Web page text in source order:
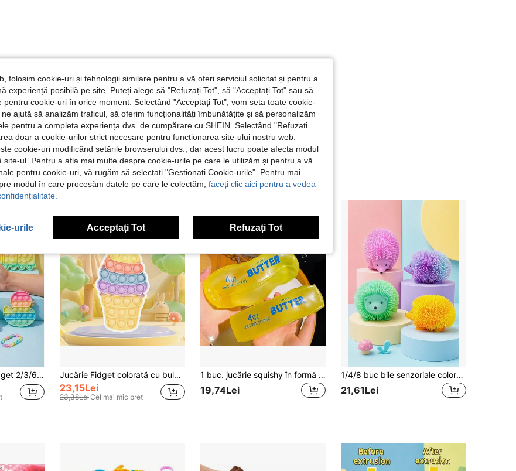
Util (0)
Set de jucării Pop Fidget 2/3/6 buc, set de jucării Fidget din silicon curcubeu Popper, cadouri de ziua de naștere, umplutură pentru coșuri de Paște, cadouri de Crăciun, jucărie senzorială Poppits Push Pop Bubble Popping pentru copii, învățare franceză pentru autism Jucărie Fidget colorată cu bule de înghețată pentru ameliorarea stresului, jucărie populară cu bule pentru adulți și copii, cadou de decor pentru petrecere pentru Crăciun, Halloween, jucărie de relaxare, joc distractiv de împingere și la modă pentru copii și adulți
23,15Lei
23,38LeiCel mai mic pret
1 buc. jucărie squishy în formă de baton de unt cu revenire lentă, ambalată individual, modelabilă, pentru eliberarea stresului, jucărie senzorială de strângere calmantă pentru anxietate, pentru toate vârstele, umplutură pentru cutie cadou, cadou de zi de naștere, recompensă pentru clasă, jucărie pentru cutie surpriză, pentru ciorapul de Crăciun, cadou pentru băieți și fete, cadou de petrecere/Squishy Box Mystery
19,74Lei
1/4/8 buc bile senzoriale colorate cu arici, jucării drăguțe cu arici, cadouri de petrecere, jucării de ameliorare a stresului și jucării de stoarcere, bile senzoriale potrivite pentru umplutura pungilor de cadouri, cadouri de petrecere, cadouri de ziua de naștere, Crăciun, culori aleatorii
21,61Lei
folosim cookie-uri și tehnologii similare pentru a vă oferi serviciul solicitat și pentru a
experiență posibilă pe site. Puteți alege să "Refuzați Tot", să "Acceptați Tot" sau să
pentru cookie-uri în orice moment. Selectând "Acceptați Tot", vom seta toate cookie-
ajută să analizăm traficul, să oferim funcționalități îmbunătățite și să personalizăm
pentru a completa experiența dvs. de cumpărare cu SHEIN. Selectând "Refuzați
doar a cookie-urilor strict necesare pentru funcționarea site-ului nostru web.
cookie-uri modificând setările browserului dvs., dar acest lucru poate afecta modul
site-ul. Pentru a afla mai multe despre cookie-urile pe care le utilizăm și pentru a vă
pentru cookie-uri, vă rugăm să selectați "Gestionați Cookie-urile". Pentru mai
modul în care procesăm datele pe care le colectăm, faceți clic aici pentru a vedea
urile Acceptați Tot Refuzați Tot